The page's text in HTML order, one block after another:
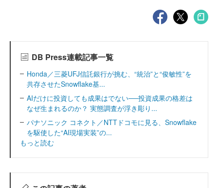
DB Press連載記事一覧
Honda／三菱UFJ信託銀行が挑む、“統治”と“俊敏性”を
共存させたSnowflake基...
AIだけに投資しても成果はでない──投資成果の格差は
なぜ生まれるのか？ 実態調査が浮き彫り...
パナソニック コネクト／NTTドコモに見る、Snowflake
を駆使した“AI現場実装”の...
もっと読む